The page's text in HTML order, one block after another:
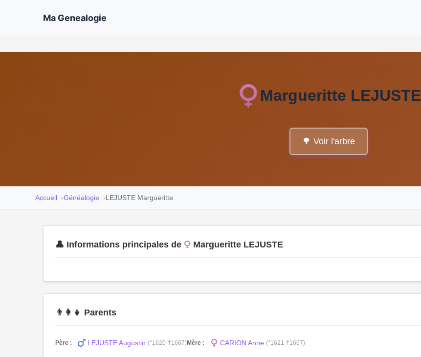
Ma Genealogie
Margueritte LEJUSTE
🌳 Voir l'arbre
Accueil Généalogie LEJUSTE Margueritte
👤 Informations principales de Margueritte LEJUSTE
👨‍👩‍👧 Parents
Père : LEJUSTE Augustin (°1620-†1667)Mère : CARION Anne (°1621-†1667)